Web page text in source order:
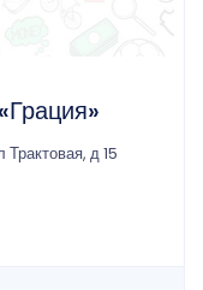
Трактовая, д 15